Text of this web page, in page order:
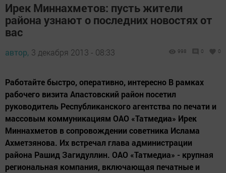
Ирек Миннахметов: пусть жители
района узнают о последних новостях от
вас
автор, 3 декабря 2013 - 08:33 998 0 0
Работайте быстро, оперативно, интересно В рамках
рабочего визита Апастовский район посетил
руководитель Республиканского агентства по печати и
массовым коммуникациям ОАО «Татмедиа» Ирек
Миннахметов в сопровождении советника Ислама
Ахметзянова. Их встречал глава администрации
района Рашид Загидуллин. ОАО «Татмедиа» - крупная
региональная компания, включающая печатные и